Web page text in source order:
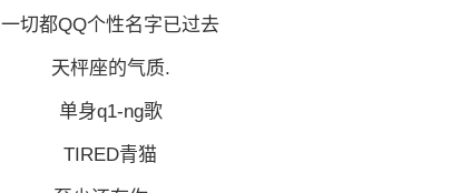
一切都QQ个性名字已过去
天枰座的气质.
单身q1-ng歌
TIRED青猫